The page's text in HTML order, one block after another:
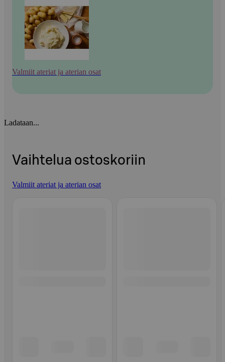
Valmiit ateriat ja aterian osat
Ladataan...
Vaihtelua ostoskoriin
Valmiit ateriat ja aterian osat